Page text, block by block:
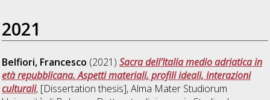
2021
Belfiori, Francesco (2021)Sacra dell'Italia medio adriatica in
età repubblicana. Aspetti materiali, profili ideali, interazioni
culturali, [Dissertation thesis], Alma Mater Studiorum